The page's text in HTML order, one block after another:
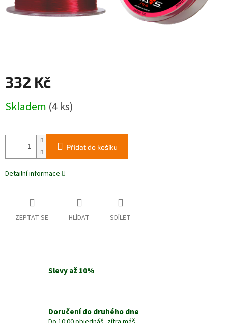
332 Kč
cena:
Skladem (4 ks)
Přidat do košíku
Detailní informace
ZEPTAT SE HLÍDAT SDÍLET
Slevy až 10%
Doručení do druhého dne